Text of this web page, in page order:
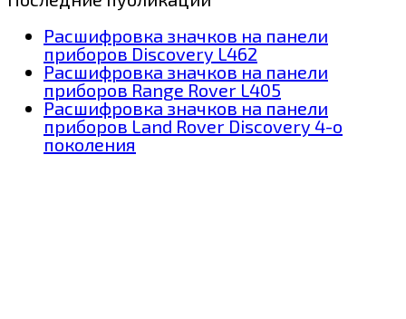
Расшифровка значков на панели
приборов Discovery L462
Расшифровка значков на панели
приборов Range Rover L405
Расшифровка значков на панели
приборов Land Rover Discovery 4-о
поколения